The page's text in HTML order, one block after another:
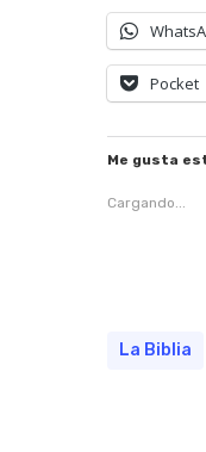
Hit enter
Pocket
Me gusta
Cargando...
La Biblia